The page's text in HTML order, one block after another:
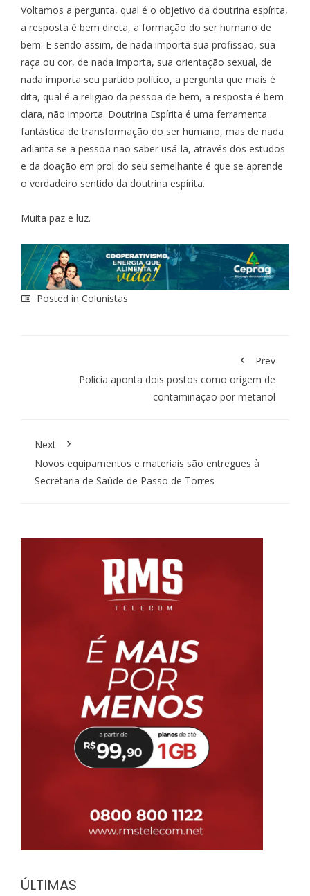
Voltamos a pergunta, qual é o objetivo da doutrina espírita,
a resposta é bem direta, a formação do ser humano de
bem. E sendo assim, de nada importa sua profissão, sua
raça ou cor, de nada importa, sua orientação sexual, de
nada importa seu partido político, a pergunta que mais é
dita, qual é a religião da pessoa de bem, a resposta é bem
clara, não importa. Doutrina Espírita é uma ferramenta
fantástica de transformação do ser humano, mas de nada
adianta se a pessoa não saber usá-la, através dos estudos
e da doação em prol do seu semelhante é que se aprende
o verdadeiro sentido da doutrina espírita.
Muita paz e luz.
Posted in Colunistas
Prev
Polícia aponta dois postos como origem de
contaminação por metanol
Next
Novos equipamentos e materiais são entregues à
Secretaria de Saúde de Passo de Torres
ÚLTIMAS